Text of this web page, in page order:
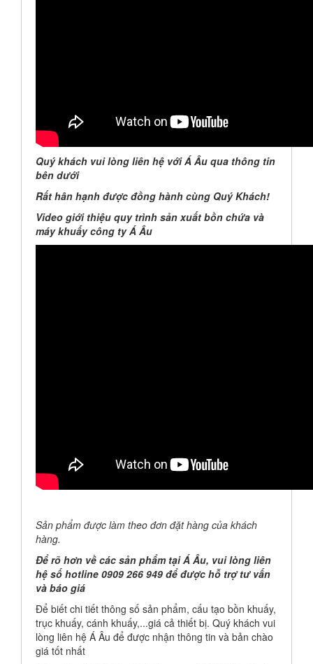
Quý khách vui lòng liên hệ với Á Âu qua thông tin
bên dưới
Rất hân hạnh được đồng hành cùng Quý Khách!
Video giới thiệu quy trình sản xuất bồn chứa và
máy khuấy công ty Á Âu
Sản phẩm được làm theo đơn đặt hàng của khách
hàng.
Để rõ hơn về các sản phẩm tại Á Âu, vui lòng liên
hệ số hotline 0909 266 949 để được hỗ trợ tư vấn
và báo giá
Để biết chi tiết thông số sản phẩm, cấu tạo bồn khuấy,
trục khuấy, cánh khuấy,...giá cả thiết bị. Quý khách vui
lòng liên hệ Á Âu để được nhận thông tin và bản chào
giá tốt nhất